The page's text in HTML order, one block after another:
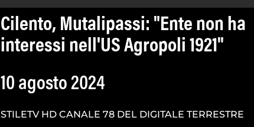
Cilento, Mutalipassi: "Ente non ha
interessi nell'US Agropoli 1921"
10 agosto 2024
STILETV HD CANALE 78 DEL DIGITALE TERRESTRE